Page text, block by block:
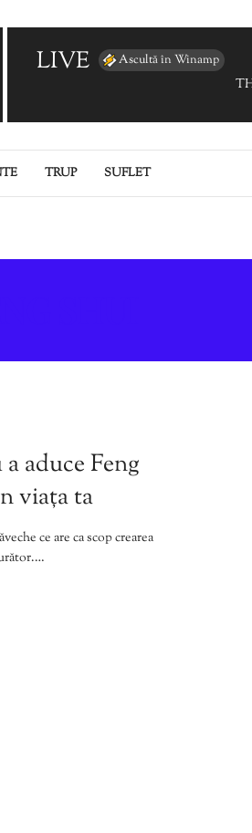
LIVE Ascultă în Winamp
TRUP SUFLET
aduce Feng
viața ta
ce are ca scop crearea